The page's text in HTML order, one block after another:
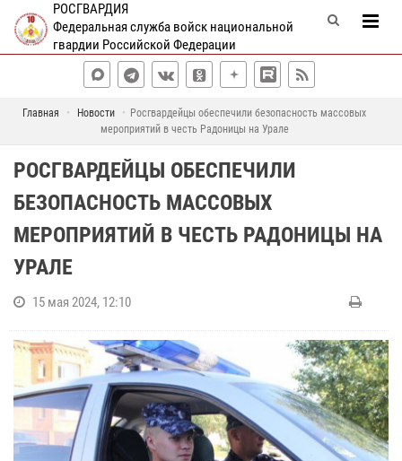
РОСГВАРДИЯ
Федеральная служба войск национальной
гвардии Российской Федерации
Главная Новости
Росгвардейцы обеспечили безопасность массовых
мероприятий в честь Радоницы на Урале
РОСГВАРДЕЙЦЫ ОБЕСПЕЧИЛИ
БЕЗОПАСНОСТЬ МАССОВЫХ
МЕРОПРИЯТИЙ В ЧЕСТЬ РАДОНИЦЫ НА
УРАЛЕ
15 мая 2024, 12:10